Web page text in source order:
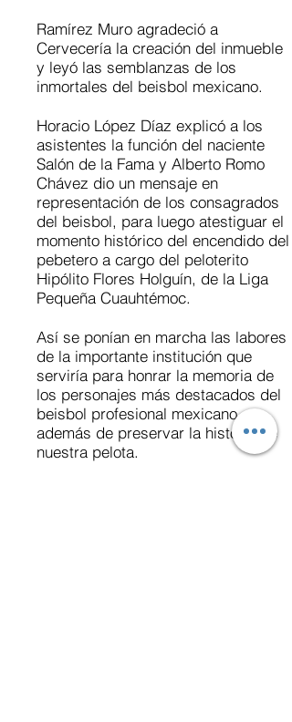
Ramírez Muro agradeció a
Cervecería la creación del inmueble
y leyó las semblanzas de los
inmortales del beisbol mexicano.
Horacio López Díaz explicó a los
asistentes la función del naciente
Salón de la Fama y Alberto Romo
Chávez dio un mensaje en
representación de los consagrados
del beisbol, para luego atestiguar el
momento histórico del encendido del
pebetero a cargo del peloterito
Hipólito Flores Holguín, de la Liga
Pequeña Cuauhtémoc.
Así se ponían en marcha las labores
de la importante institución que
serviría para honrar la memoria de
los personajes más destacados del
beisbol profesional mexicano,
además de preservar la historia de
nuestra pelota.